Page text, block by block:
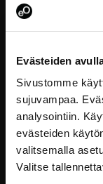
Evästeiden
Sivustomme
sujuvampaa.
analysointiin.
evästeiden
valitsemalla
Valitse
Lapsen oikeudet